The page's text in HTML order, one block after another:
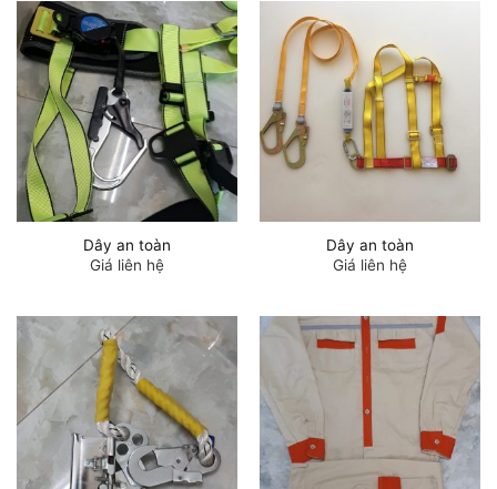
Dây an toàn
Giá liên hệ
Dây an toàn
Giá liên hệ